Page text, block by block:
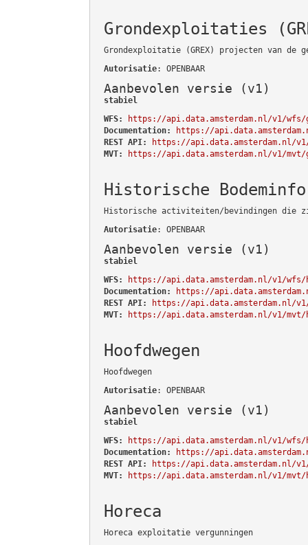
Grondexploitaties
Grondexploitatie (GREX) projecten van de
Autorisatie: OPENBAAR
Aanbevolen versie (v1)
stabiel
WFS:
https://api.data.amsterdam.nl/v1/wfs/
Documentation:
https://
REST API:
https://api.data.amsterdam.nl/
MVT:
https://api.data.amsterdam.nl/v1/mvt/
Historische
Historische activiteiten/bevindingen die
Autorisatie: OPENBAAR
Aanbevolen versie (v1)
stabiel
WFS:
https://api.data.amsterdam.nl/v1/wfs/
Documentation:
https://
REST API:
https://api.data.amsterdam.nl/
MVT:
https://api.data.amsterdam.nl/v1/mvt/
Hoofdwegen
Hoofdwegen
Autorisatie: OPENBAAR
Aanbevolen versie (v1)
stabiel
WFS:
https://api.data.amsterdam.nl/v1/wfs/
Documentation:
https://
REST API:
https://api.data.amsterdam.nl/
MVT:
https://api.data.amsterdam.nl/v1/mvt/
Horeca
Horeca exploitatie vergunningen